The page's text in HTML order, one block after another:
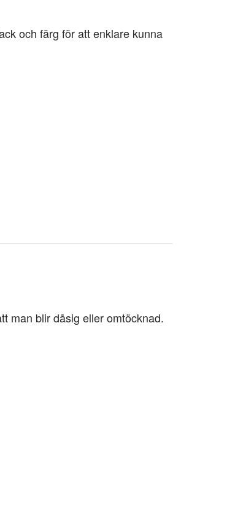
och färg för att enklare kunna
man blir dåsig eller omtöcknad.